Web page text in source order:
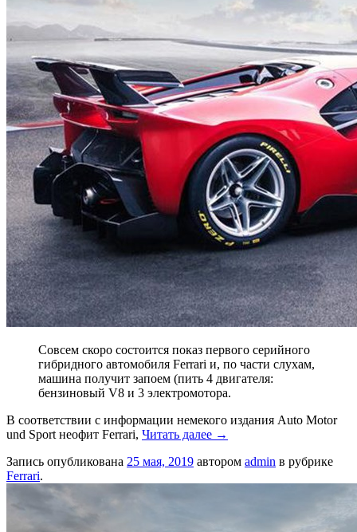
Совсем скоро состоится показ первого серийного
гибридного автомобиля Ferrari и, по части слухам,
машина получит запоем (пить 4 двигателя:
бензиновый V8 и 3 электромотора.
В соответствии с информации немекого издания Auto Motor
und Sport неофит Ferrari, Читать далее →
Запись опубликована 25 мая, 2019 автором admin в рубрике
Ferrari.